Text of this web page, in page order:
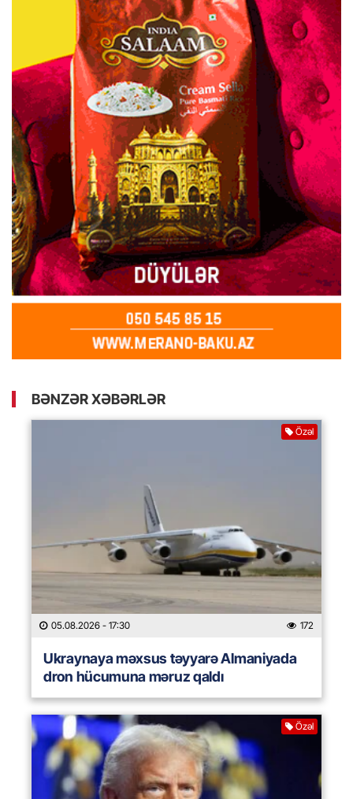
BƏNZƏR XƏBƏRLƏR
Özəl
05.08.2026 - 17:30 172
Ukraynaya məxsus təyyarə Almaniyada
dron hücumuna məruz qaldı
Özəl